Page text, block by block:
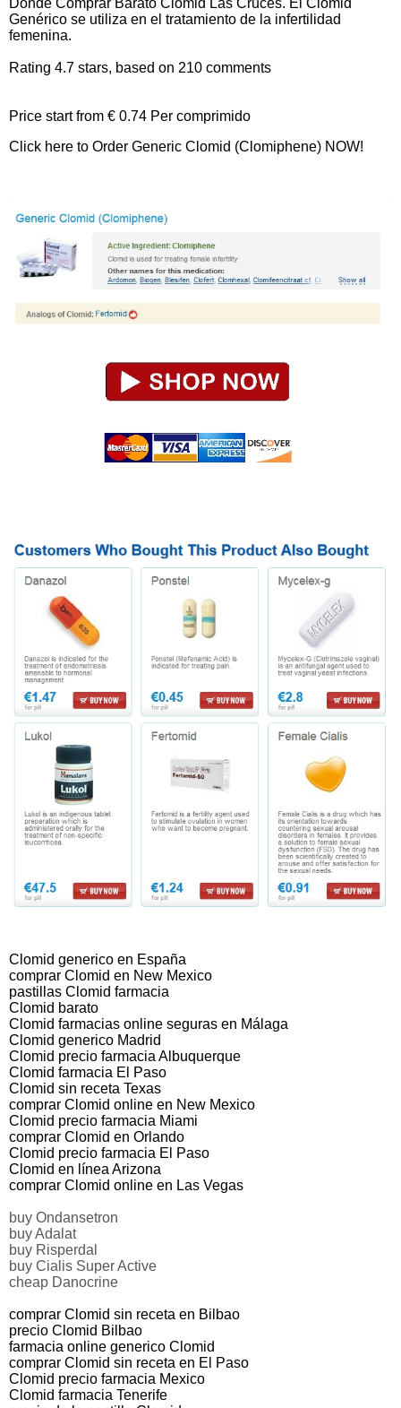
Genérico se utiliza en el tratamiento de la infertilidad
femenina.
Rating 4.7 stars, based on 210 comments
Price start from € 0.74 Per comprimido
Click here to Order Generic Clomid (Clomiphene) NOW!
Clomid generico en España
comprar Clomid en New Mexico
pastillas Clomid farmacia
Clomid barato
Clomid farmacias online seguras en Málaga
Clomid generico Madrid
Clomid precio farmacia Albuquerque
Clomid farmacia El Paso
Clomid sin receta Texas
comprar Clomid online en New Mexico
Clomid precio farmacia Miami
comprar Clomid en Orlando
Clomid precio farmacia El Paso
Clomid en línea Arizona
comprar Clomid online en Las Vegas
buy Ondansetron
buy Adalat
buy Risperdal
buy Cialis Super Active
cheap Danocrine
comprar Clomid sin receta en Bilbao
precio Clomid Bilbao
farmacia online generico Clomid
comprar Clomid sin receta en El Paso
Clomid precio farmacia Mexico
Clomid farmacia Tenerife